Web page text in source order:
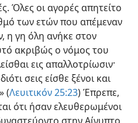
Όλες οι αγορές απητείτο
των ετών που απέμεναν
η γη όλη ανήκε στον
ακριβώς ο νόμος του
εις απαλλοτρίωσιν·
σεις είσθε ξένοι και
(Λευιτικόν 25:23) Έπρεπε,
ότι ήσαν ελευθερωμένοι